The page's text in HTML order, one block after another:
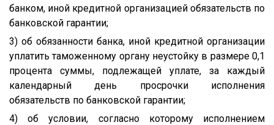
банком, иной кредитной организацией обязательств по
банковской гарантии;
3) об обязанности банка, иной кредитной организации
уплатить таможенному органу неустойку в размере 0,1
процента суммы, подлежащей уплате, за каждый
календарный день просрочки исполнения
обязательств по банковской гарантии;
4) об условии, согласно которому исполнением